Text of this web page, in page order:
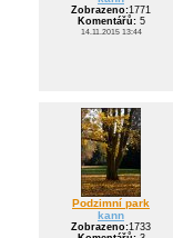
Zobrazeno:1771
Komentářů:5
14.11.2015 13:44
Podzimní park
kann
Zobrazeno:1733